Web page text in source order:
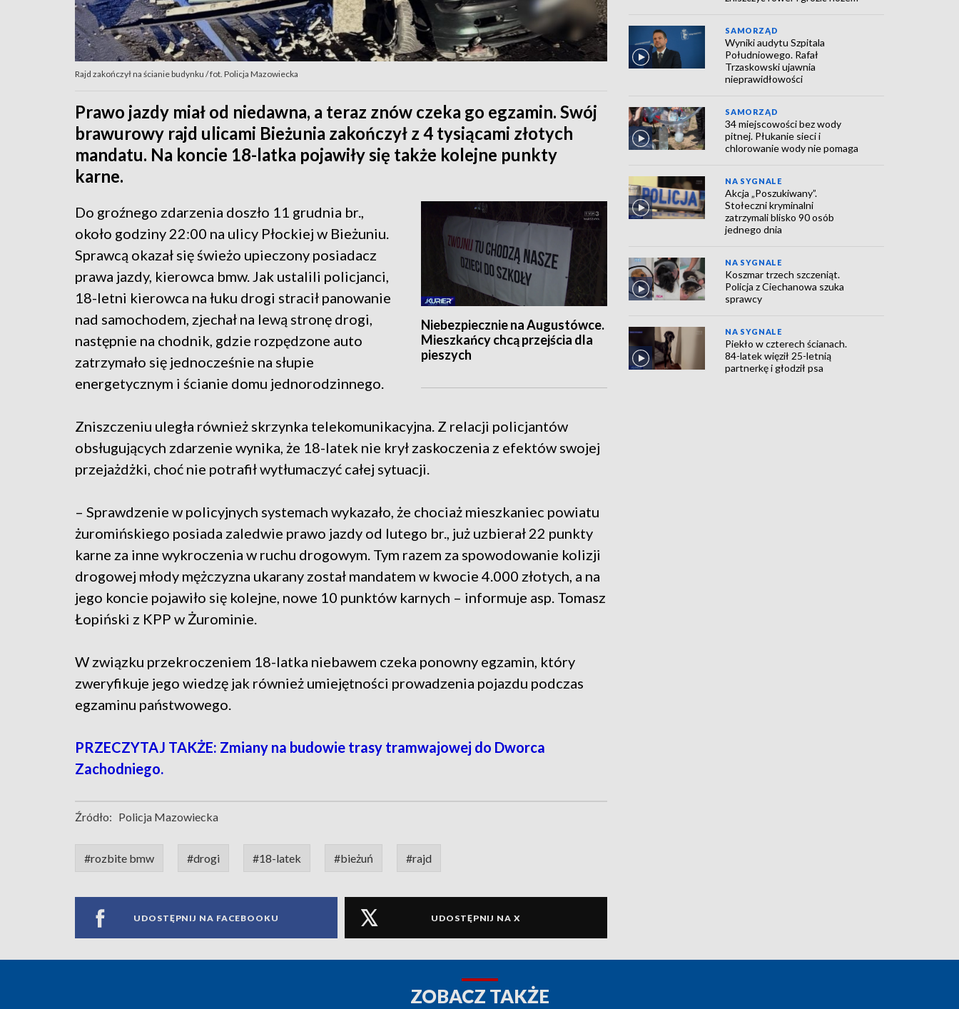
Rajd zakończył na ścianie budynku / fot. Policja Mazowiecka
Prawo jazdy miał od niedawna, a teraz znów czeka go egzamin. Swój
brawurowy rajd ulicami Bieżunia zakończył z 4 tysiącami złotych
mandatu. Na koncie 18-latka pojawiły się także kolejne punkty
karne.
Niebezpiecznie na Augustówce.
Mieszkańcy chcą przejścia dla
pieszych
Do groźnego zdarzenia doszło 11 grudnia br.,
około godziny 22:00 na ulicy Płockiej w Bieżuniu.
Sprawcą okazał się świeżo upieczony posiadacz
prawa jazdy, kierowca bmw. Jak ustalili policjanci,
18-letni kierowca na łuku drogi stracił panowanie
nad samochodem, zjechał na lewą stronę drogi,
następnie na chodnik, gdzie rozpędzone auto
zatrzymało się jednocześnie na słupie
energetycznym i ścianie domu jednorodzinnego.
Zniszczeniu uległa również skrzynka telekomunikacyjna. Z relacji policjantów
obsługujących zdarzenie wynika, że 18-latek nie krył zaskoczenia z efektów swojej
przejażdżki, choć nie potrafił wytłumaczyć całej sytuacji.
– Sprawdzenie w policyjnych systemach wykazało, że chociaż mieszkaniec powiatu
żuromińskiego posiada zaledwie prawo jazdy od lutego br., już uzbierał 22 punkty
karne za inne wykroczenia w ruchu drogowym. Tym razem za spowodowanie kolizji
drogowej młody mężczyzna ukarany został mandatem w kwocie 4.000 złotych, a na
jego koncie pojawiło się kolejne, nowe 10 punktów karnych – informuje asp. Tomasz
Łopiński z KPP w Żurominie.
W związku przekroczeniem 18-latka niebawem czeka ponowny egzamin, który
zweryfikuje jego wiedzę jak również umiejętności prowadzenia pojazdu podczas
egzaminu państwowego.
PRZECZYTAJ TAKŻE: Zmiany na budowie trasy tramwajowej do Dworca
Zachodniego.
Źródło: Policja Mazowiecka
#rozbite bmw #drogi #18-latek #bieżuń #rajd
UDOSTĘPNIJ NA FACEBOOKU UDOSTĘPNIJ NA X
SAMORZĄD
Wyniki audytu Szpitala
Południowego. Rafał
Trzaskowski ujawnia
nieprawidłowości
SAMORZĄD
34 miejscowości bez wody
pitnej. Płukanie sieci i
chlorowanie wody nie pomaga
NA SYGNALE
Akcja „Poszukiwany”.
Stołeczni kryminalni
zatrzymali blisko 90 osób
jednego dnia
NA SYGNALE
Koszmar trzech szczeniąt.
Policja z Ciechanowa szuka
sprawcy
NA SYGNALE
Piekło w czterech ścianach.
84-latek więził 25-letnią
partnerkę i głodził psa
ZOBACZ TAKŻE